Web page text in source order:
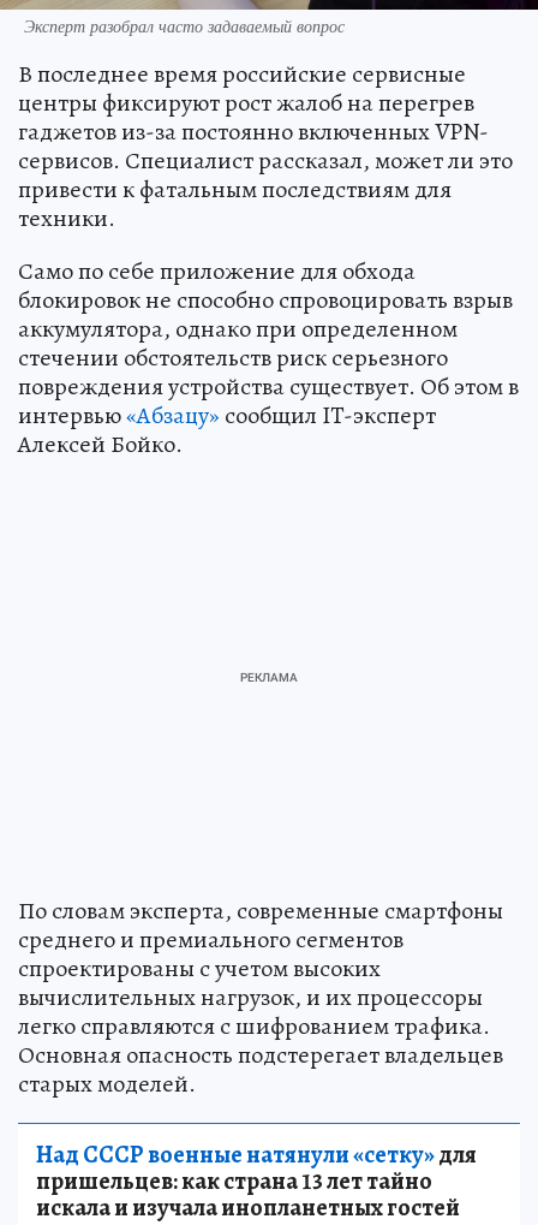
Эксперт разобрал часто задаваемый вопрос
В последнее время российские сервисные
центры фиксируют рост жалоб на перегрев
гаджетов из-за постоянно включенных VPN-
сервисов. Специалист рассказал, может ли это
привести к фатальным последствиям для
техники.
Само по себе приложение для обхода
блокировок не способно спровоцировать взрыв
аккумулятора, однако при определенном
стечении обстоятельств риск серьезного
повреждения устройства существует. Об этом в
интервью«Абзацу» сообщил IT-эксперт
Алексей Бойко.
По словам эксперта, современные смартфоны
среднего и премиального сегментов
спроектированы с учетом высоких
вычислительных нагрузок, и их процессоры
легко справляются с шифрованием трафика.
Основная опасность подстерегает владельцев
старых моделей.
Над СССР военные натянули «сетку»для
пришельцев: как страна 13 лет тайно
искала и изучала инопланетных гостей